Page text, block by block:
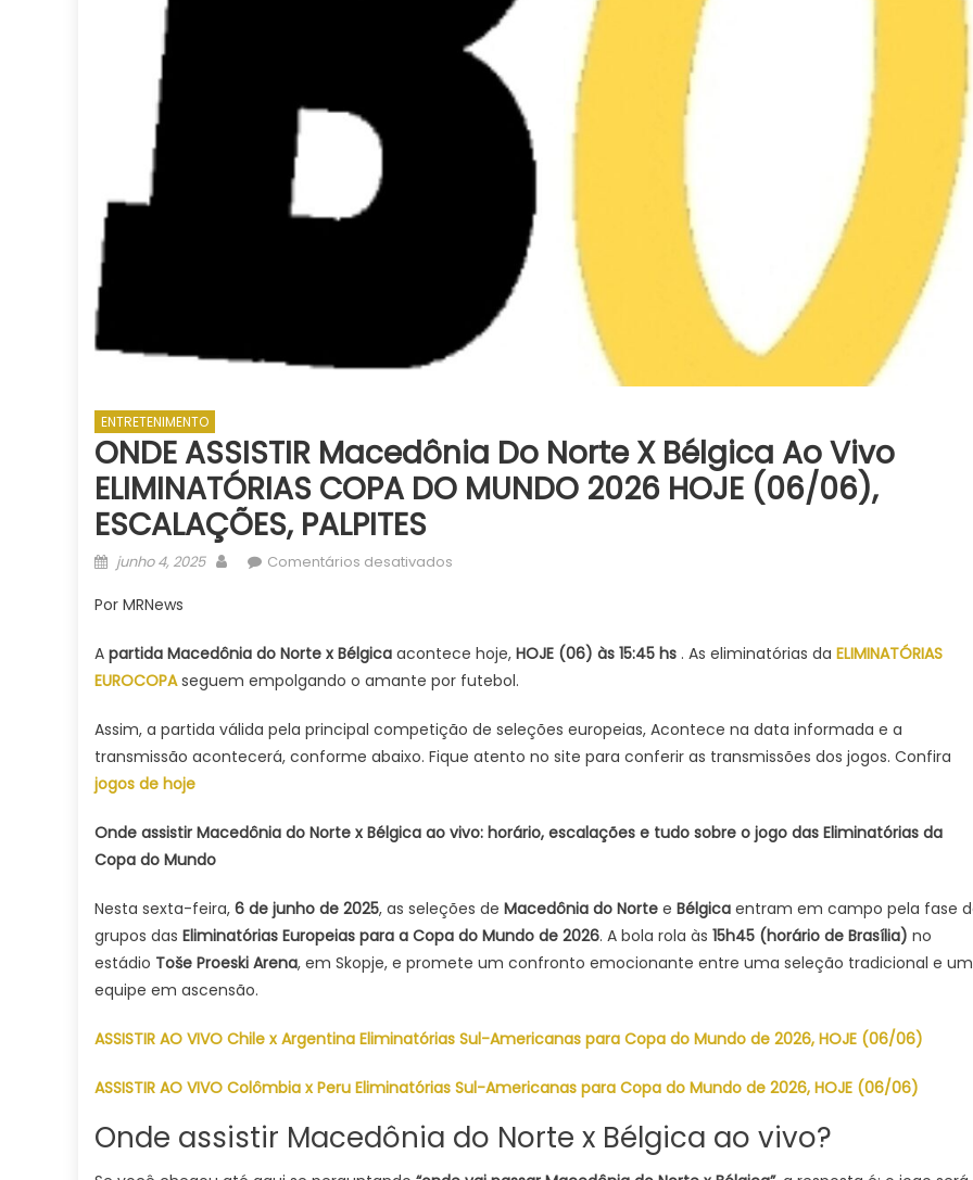
ENTRETENIMENTO
ONDE ASSISTIR Macedônia Do Norte X Bélgica Ao Vivo
ELIMINATÓRIAS COPA DO MUNDO 2026 HOJE (06/06),
ESCALAÇÕES, PALPITES
Posted
junho 4, 2025 AuthorComentários desativados
do
Norte
Bélgica
ao
COPA
2026
HOJE
(06/06),
Por MRNews
A partida Macedônia do Norte x Bélgica acontece hoje, HOJE (06) às 15:45 hs . As eliminatórias da ELIMINATÓRIAS
EUROCOPAseguem empolgando o amante por futebol.
Assim, a partida válida pela principal competição de seleções europeias, Acontece na data informada e a
transmissão acontecerá, conforme abaixo. Fique atento no site para conferir as transmissões dos jogos. Confira
jogos de hoje
Onde assistir Macedônia do Norte x Bélgica ao vivo: horário, escalações e tudo sobre o jogo das Eliminatórias da
Copa do Mundo
Nesta sexta-feira, 6 de junho de 2025, as seleções de Macedônia do Norte e Bélgica entram em campo pela fase
grupos das Eliminatórias Europeias para a Copa do Mundo de 2026. A bola rola às 15h45 (horário de Brasília) no
estádio Toše Proeski Arena, em Skopje, e promete um confronto emocionante entre uma seleção tradicional e
equipe em ascensão.
ASSISTIR AO VIVO Chile x Argentina Eliminatórias Sul-Americanas para Copa do Mundo de 2026, HOJE (06/06)
ASSISTIR AO VIVO Colômbia x Peru Eliminatórias Sul-Americanas para Copa do Mundo de 2026, HOJE (06/06)
Onde assistir Macedônia do Norte x Bélgica ao vivo?